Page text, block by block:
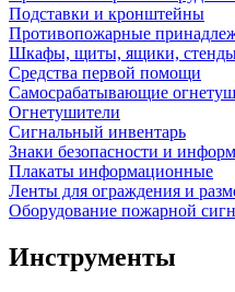
Подставки и кронштейны
Противопожарные
Шкафы, щиты, ящики,
Средства первой помощи
Самосрабатывающие
Огнетушители
Сигнальный инвентарь
Знаки безопасности и
Плакаты информационные
Ленты для ограждения и
Оборудование пожарной
Инструменты